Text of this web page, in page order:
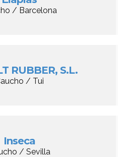
/ Barcelona
RUBBER, S.L.
/ Tui
Inseca
/ Sevilla